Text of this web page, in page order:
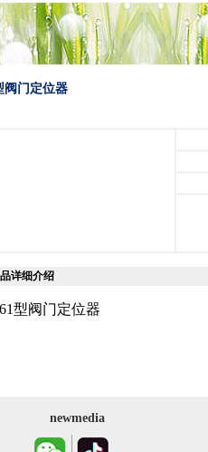
阀门定位器
详细介绍
型阀门定位器
newmedia